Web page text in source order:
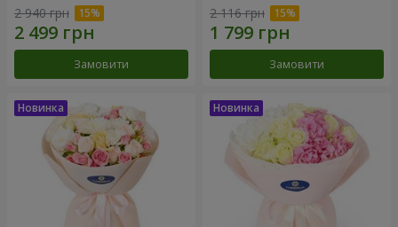
2 940 грн
Замовити
2 116 грн
Замовити